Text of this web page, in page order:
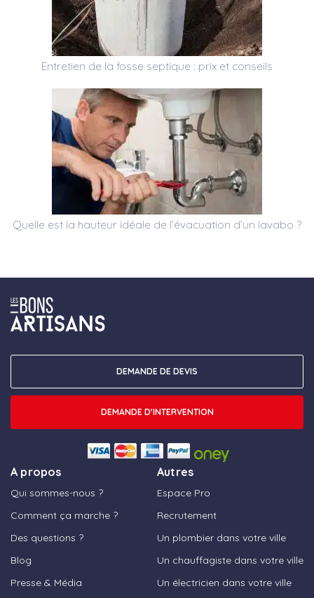
Entretien de la fosse septique : prix et conseils
Quelle est la hauteur idéale de l’évacuation d’un lavabo ?
A propos
Qui sommes-nous ?
Comment ça marche ?
Des questions ?
Blog
Presse & Média
Autres
Espace Pro
Recrutement
Un plombier dans votre ville
Un chauffagiste dans votre ville
Un électricien dans votre ville
DEMANDE DE DEVIS
DEMANDE D'INTERVENTION